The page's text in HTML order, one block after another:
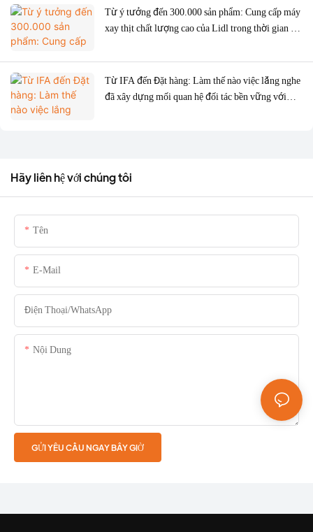
Từ ý tưởng đến 300.000 sản phẩm: Cung cấp máy
xay thịt chất lượng cao của Lidl trong thời gian kỷ
Từ IFA đến Đặt hàng: Làm thế nào việc lắng nghe
đã xây dựng mối quan hệ đối tác bền vững với
Hãy liên hệ với chúng tôi
Tên
E-Mail
Điện Thoại/whatsApp
Nội Dung
GỬI YÊU CẦU NGAY BÂY GIỜ